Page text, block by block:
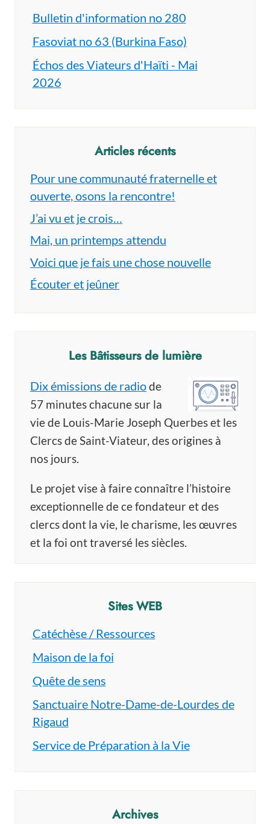
Bulletin d'information no 280
Fasoviat no 63 (Burkina Faso)
Échos des Viateurs d'Haïti - Mai
2026
Articles récents
Pour une communauté fraternelle et
ouverte, osons la rencontre!
J’ai vu et je crois…
Mai, un printemps attendu
Voici que je fais une chose nouvelle
Écouter et jeûner
Les Bâtisseurs de lumière
Dix émissions de radiode
57 minutes chacune sur la
vie de Louis-Marie Joseph Querbes et les
Clercs de Saint-Viateur, des origines à
nos jours.
Le projet vise à faire connaître l’histoire
exceptionnelle de ce fondateur et des
clercs dont la vie, le charisme, les œuvres
et la foi ont traversé les siècles.
Sites WEB
Catéchèse / Ressources
Maison de la foi
Quête de sens
Sanctuaire Notre-Dame-de-Lourdes de
Rigaud
Service de Préparation à la Vie
Archives